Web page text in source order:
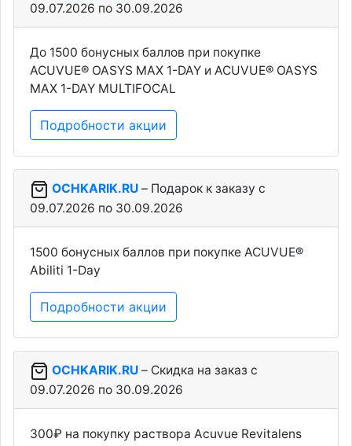
09.07.2026 по 30.09.2026
До 1500 бонусных баллов при покупке
ACUVUE® OASYS MAX 1-DAY и ACUVUE® OASYS
MAX 1-DAY MULTIFOCAL
Подробности акции
OCHKARIK.RU – Подарок к заказу c
09.07.2026 по 30.09.2026
1500 бонусных баллов при покупке ACUVUE®
Abiliti 1-Day
Подробности акции
OCHKARIK.RU – Скидка на заказ c
09.07.2026 по 30.09.2026
300₽ на покупку раствора Acuvue Revitalens